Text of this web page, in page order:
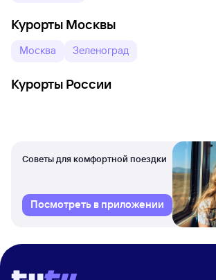
Курорты Москвы
Москва Зеленоград
Курорты России
Советы для комфортной поездки
Посмотреть в приложении